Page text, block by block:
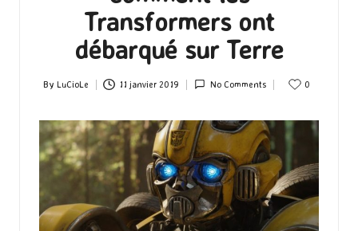
Transformers ont
débarqué sur Terre
Posted
By LuCioLe 11 janvier 2019 No Comments 0